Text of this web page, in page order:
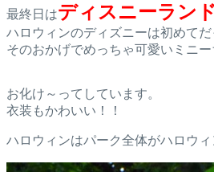
最終日はディスニーランド
ハロウィンのディズニーは初めて
そのおかげでめっちゃ可愛いミニ
お化け～ってしています。
衣装もかわいい！！
ハロウィンはパーク全体がハロウ